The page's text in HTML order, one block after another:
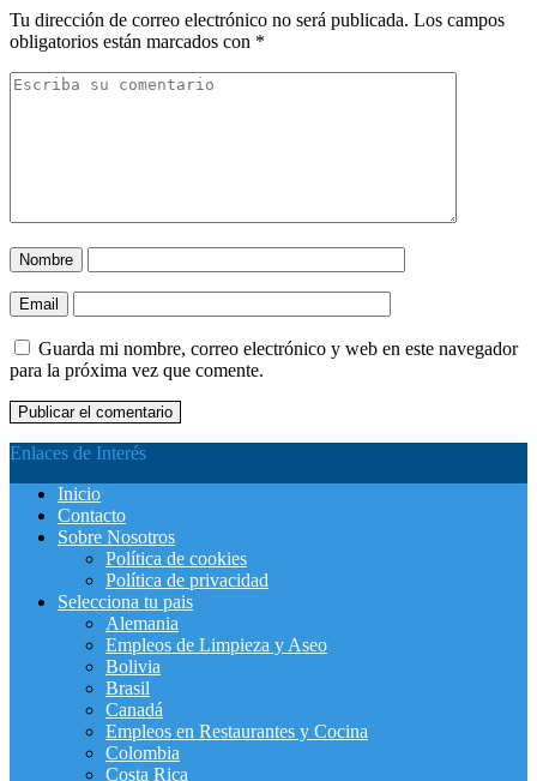
Tu dirección de correo electrónico no será publicada. Los campos
obligatorios están marcados con *
Nombre
Email
Guarda mi nombre, correo electrónico y web en este navegador
para la próxima vez que comente.
Enlaces de Interés
Inicio
Contacto
Sobre Nosotros
Política de cookies
Política de privacidad
Selecciona tu pais
Alemania
Empleos de Limpieza y Aseo
Bolivia
Brasil
Canadá
Empleos en Restaurantes y Cocina
Colombia
Costa Rica